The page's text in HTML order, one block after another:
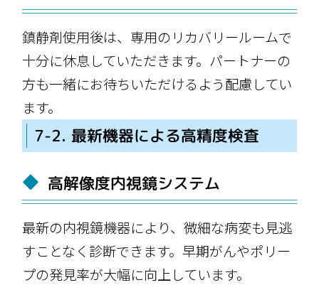
鎮静剤使用後は、専用のリカバリールームで
十分に休息していただきます。パートナーの
方も一緒にお待ちいただけるよう配慮してい
ます。
7-2. 最新機器による高精度検査
高解像度内視鏡システム
最新の内視鏡機器により、微細な病変も見逃
すことなく診断できます。早期がんやポリー
プの発見率が大幅に向上しています。